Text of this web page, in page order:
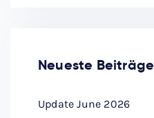
Neueste Beiträge
Update June 2026